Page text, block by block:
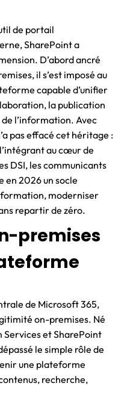
de portail
SharePoint a
D’abord ancré
il s’est imposé au
capable d’unifier
la publication
l’information. Avec
pas effacé cet héritage :
au cœur de
DSI, les communicants
en 2026 un socle
moderniser
repartir de zéro.
premises
de Microsoft 365,
on-premises. Né
Services et SharePoint
le simple rôle de
une plateforme
recherche,